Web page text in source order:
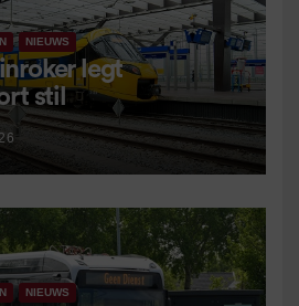
NIEUWS
legt
stil
NIEUWS